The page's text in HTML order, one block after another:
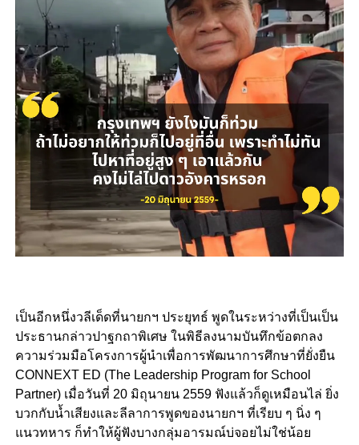
เป็นอีกหนึ่งวลีเด็ดที่นายกฯ ประยุทธ์ พูดในระหว่างที่เป็นเป็น
ประธานกล่าวปาฐกถาพิเศษ ในพิธีลงนามบันทึกข้อตกลง
ความร่วมมือโครงการผู้นำเพื่อการพัฒนาการศึกษาที่ยั่งยืน
CONNEXT ED (The Leadership Program for School
Partner) เมื่อวันที่ 20 มิถุนายน 2559 ฟังแล้วก็ดูเหมือนไล่ ยิ่ง
บวกกับน้ำเสียงและลีลาการพูดของนายกฯ ที่เรียบ ๆ นิ่ง ๆ
แนวทหาร ก็ทำให้ผู้ฟังบางกลุ่มอารมณ์บ่จอยไม่ใช่น้อย